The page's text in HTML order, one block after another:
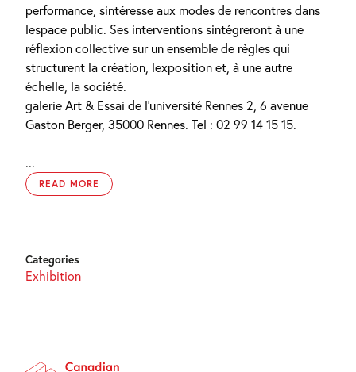
performance, sintéresse aux modes de rencontres dans
lespace public. Ses interventions sintégreront à une
réflexion collective sur un ensemble de règles qui
structurent la création, lexposition et, à une autre
échelle, la société.
galerie Art & Essai de l’université Rennes 2, 6 avenue
Gaston Berger, 35000 Rennes. Tel : 02 99 14 15 15.
...
READ MORE
Categories
Exhibition